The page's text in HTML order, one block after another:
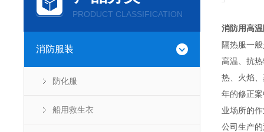
PRODUCT CLASSIFICATION
消防服装
防化服
船用救生衣
消防用高
隔热服一
高温、抗
热、火焰
年的修正
业场所的
公司生产